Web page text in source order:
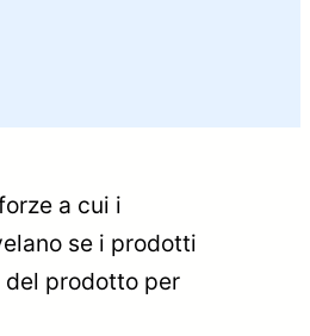
a cui i
se i prodotti
prodotto per